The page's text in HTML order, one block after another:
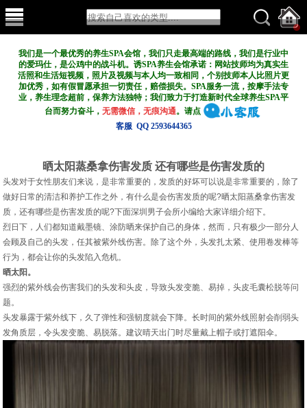
我们是一个最优秀的养生SPA会馆，我们只走最高端的路线，我们是行业中
的爱玛仕，是公鸡中的战斗机。诱SPA养生会馆承诺：网站技师均为真实生
活照和生活短视频，照片及视频与本人均一致相同，个别技师本人比照片更
加优秀，如有假冒愿承担一切责任，赔偿损失。SPA服务一流，按摩手法专
业，养生理念超前，保养方法独特；我们致力于打造新时代全球养生SPA平
台而努力奋斗，无需微信，无痕沟通。请点
客服 QQ 2593644365
晒太阳蒸桑拿伤害发质 还有哪些是伤害发质的
头发对于女性朋友们来说，是非常重要的，发质的好坏可以说是非常重要的，除了
做好日常的清洁和养护工作之外，有什么是会伤害发质的呢?晒太阳蒸桑拿伤害发
质，还有哪些是伤害发质的呢?下面深圳男子会所小编给大家详细介绍下。
烈日下，人们都知道戴墨镜、涂防晒来保护自己的身体，然而，只有极少一部分人
会顾及自己的头发，任其被紫外线伤害。除了这个外，头发扎太紧、使用卷发棒等
行为，都会让你的头发陷入危机。
晒太阳。
强烈的紫外线会伤害我们的头发和头皮，导致头发变脆、易掉，头皮毛囊松脱等问
题。
头发暴露于紫外线下，久了弹性和强韧度就会下降。长时间的紫外线照射会削弱头
发角质层，令头发变脆、易脱落。建议晴天出门时尽量戴上帽子或打遮阳伞。